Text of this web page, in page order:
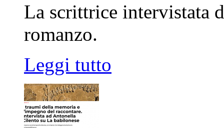
La scrittrice intervistata
romanzo.
Leggi tutto